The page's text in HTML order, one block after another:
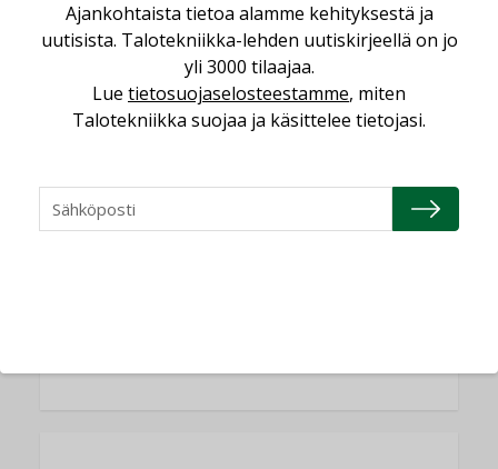
Yli miljoona kotia on vailla toimivaa
ilmanvaihtoa
Miten varmistetaan EPD-dokumenteista
Vesi- ja viemärimitoittaminen on
Ajankohtaista tietoa alamme kehityksestä ja
uutisista. Talotekniikka-lehden uutiskirjeellä on jo
yli 3000 tilaajaa.
Lue tietosuojaselosteestamme, miten
Talotekniikka suojaa ja käsittelee tietojasi.